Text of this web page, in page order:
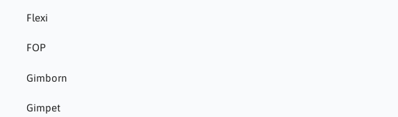
Flexi
FOP
Gimborn
Gimpet